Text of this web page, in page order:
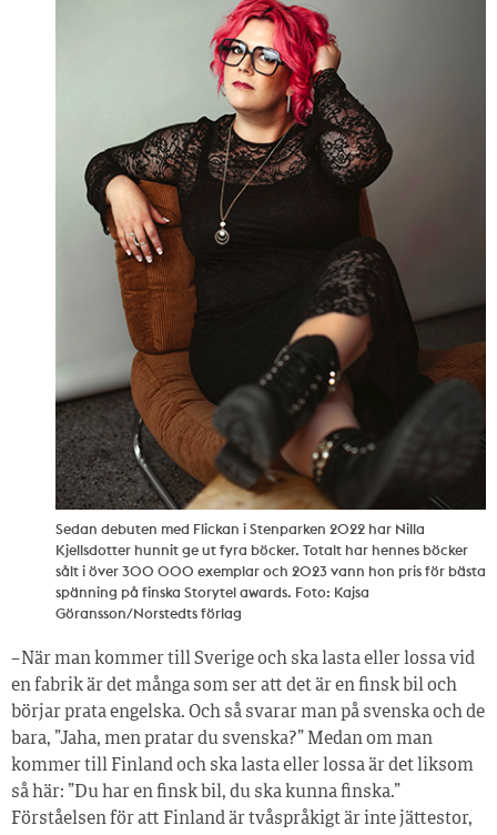
Sedan debuten med Flickan i Stenparken 2022 har Nilla
Kjellsdotter hunnit ge ut fyra böcker. Totalt har hennes böcker
sålt i över 300 000 exemplar och 2023 vann hon pris för bästa
spänning på finska Storytel awards. Foto: Kajsa
Göransson/Norstedts förlag
– När man kommer till Sverige och ska lasta eller lossa vid
en fabrik är det många som ser att det är en finsk bil och
börjar prata engelska. Och så svarar man på svenska och de
bara, ”Jaha, men pratar du svenska?” Medan om man
kommer till Finland och ska lasta eller lossa är det liksom
så här: ”Du har en finsk bil, du ska kunna finska.”
Förståelsen för att Finland är tvåspråkigt är inte jättestor,